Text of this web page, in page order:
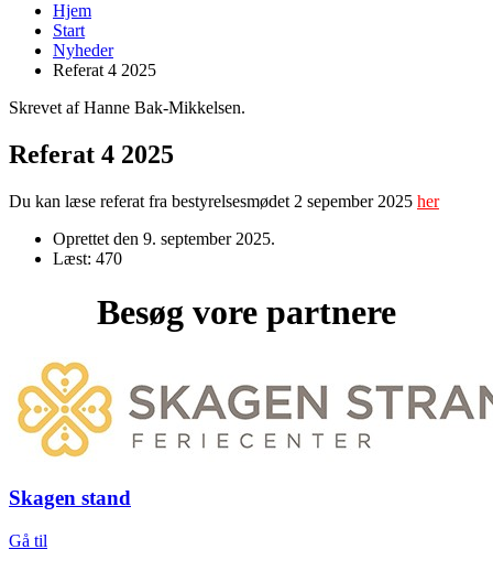
Hjem
Start
Nyheder
Referat 4 2025
Skrevet af Hanne Bak-Mikkelsen.
Referat 4 2025
Du kan læse referat fra bestyrelsesmødet 2 sepember 2025 her
Oprettet den 9. september 2025.
Læst: 470
Besøg vore partnere
Skagen stand
Gå til